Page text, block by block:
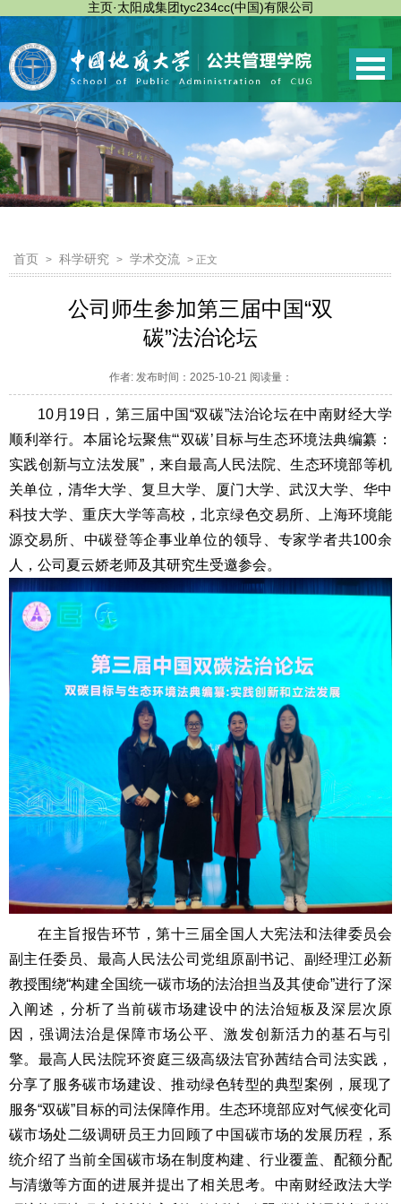
主页·太阳成集团tyc234cc(中国)有限公司
首页 > 科学研究 > 学术交流 > 正文
公司师生参加第三届中国“双
碳”法治论坛
作者: 发布时间：2025-10-21 阅读量：
10月19日，第三届中国“双碳”法治论坛在中南财经大学
顺利举行。本届论坛聚焦“‘双碳’目标与生态环境法典编纂：
实践创新与立法发展”，来自最高人民法院、生态环境部等机
关单位，清华大学、复旦大学、厦门大学、武汉大学、华中
科技大学、重庆大学等高校，北京绿色交易所、上海环境能
源交易所、中碳登等企事业单位的领导、专家学者共100余
人，公司夏云娇老师及其研究生受邀参会。
在主旨报告环节，第十三届全国人大宪法和法律委员会
副主任委员、最高人民法公司党组原副书记、副经理江必新
教授围绕“构建全国统一碳市场的法治担当及其使命”进行了深
入阐述，分析了当前碳市场建设中的法治短板及深层次原
因，强调法治是保障市场公平、激发创新活力的基石与引
擎。最高人民法院环资庭三级高级法官孙茜结合司法实践，
分享了服务碳市场建设、推动绿色转型的典型案例，展现了
服务“双碳”目标的司法保障作用。生态环境部应对气候变化司
碳市场处二级调研员王力回顾了中国碳市场的发展历程，系
统介绍了当前全国碳市场在制度构建、行业覆盖、配额分配
与清缴等方面的进展并提出了相关思考。中南财经政法大学